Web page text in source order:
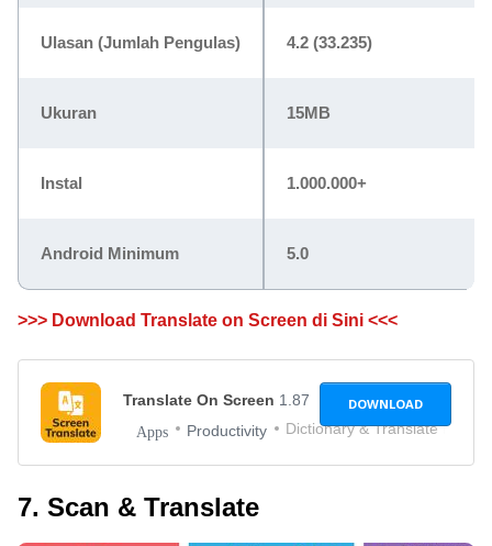
Ulasan (Jumlah Pengulas) 4.2 (33.235)
Ukuran 15MB
Instal 1.000.000+
Android Minimum 5.0
>>> Download Translate on Screen di Sini <<<
Translate On Screen 1.87
Apps Productivity Dictionary & Translate NH-
DOWNLOAD
7. Scan & Translate